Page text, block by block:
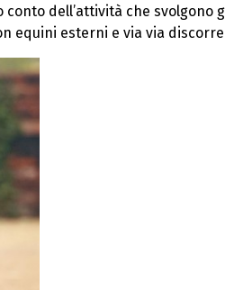
dell’attività che svolgono
equini esterni e via via